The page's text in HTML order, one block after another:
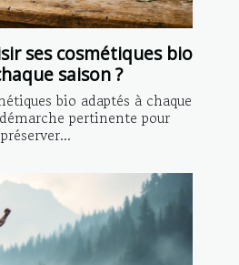
ses cosmétiques bio
saison ?
bio adaptés à chaque
pertinente pour
préserver...